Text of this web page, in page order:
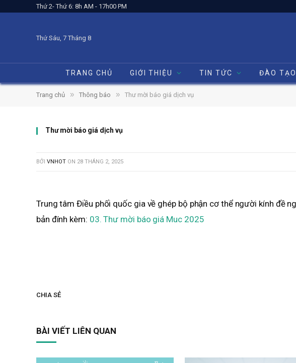
Thứ 2- Thứ 6: 8h AM - 17h00 PM
Thứ Sáu, 7 Tháng 8
TRANG CHỦ GIỚI THIỆU TIN TỨC ĐÀO TẠO
Trang chủ » Thông báo » Thư mời báo giá dịch vụ
Thư mời báo giá dịch vụ
BỞI VNHOT ON 28 THÁNG 2, 2025
Trung tâm Điều phối quốc gia về ghép bộ phận cơ thể người kính đề
bản đính kèm: 03. Thư mời báo giá Muc 2025
CHIA SẺ
BÀI VIẾT LIÊN QUAN